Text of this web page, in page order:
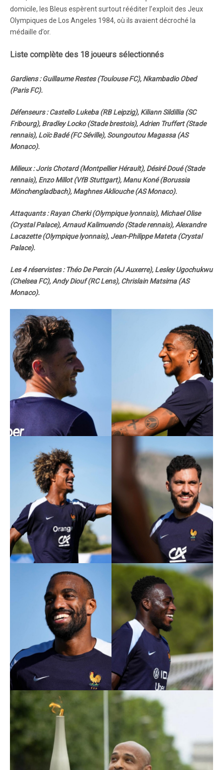
domicile, les Bleus espèrent surtout rééditer l’exploit des Jeux
Olympiques de Los Angeles 1984, où ils avaient décroché la
médaille d’or.
Liste complète des 18 joueurs sélectionnés
Gardiens : Guillaume Restes (Toulouse FC), Nkambadio Obed
(Paris FC).
Défenseurs : Castello Lukeba (RB Leipzig), Kiliann Sildillia (SC
Fribourg), Bradley Locko (Stade brestois), Adrien Truffert (Stade
rennais), Loïc Badé (FC Séville), Soungoutou Magassa (AS
Monaco).
Milieux : Joris Chotard (Montpellier Hérault), Désiré Doué (Stade
rennais), Enzo Millot (VfB Stuttgart), Manu Koné (Borussia
Mönchengladbach), Maghnes Akliouche (AS Monaco).
Attaquants : Rayan Cherki (Olympique lyonnais), Michael Olise
(Crystal Palace), Arnaud Kalimuendo (Stade rennais), Alexandre
Lacazette (Olympique lyonnais), Jean-Philippe Mateta (Crystal
Palace).
Les 4 réservistes : Théo De Percin (AJ Auxerre), Lesley Ugochukwu
(Chelsea FC), Andy Diouf (RC Lens), Chrislain Matsima (AS
Monaco).